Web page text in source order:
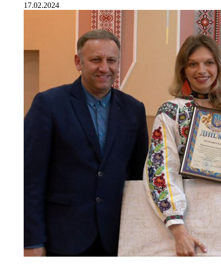
17.02.2024